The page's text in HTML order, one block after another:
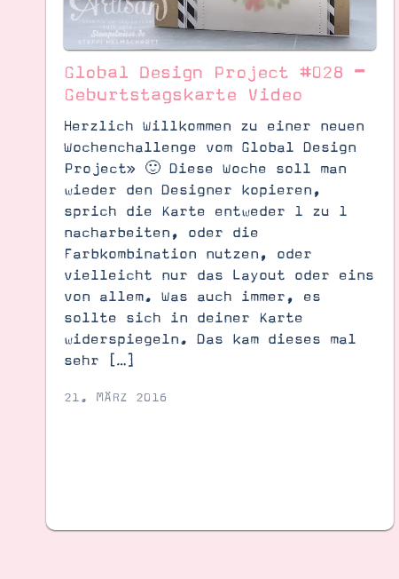
Global Design Project #028 –
Geburtstagskarte Video
Herzlich Willkommen zu einer neuen
Wochenchallenge vom Global Design
Project» 🙂 Diese Woche soll man
wieder den Designer kopieren,
sprich die Karte entweder 1 zu 1
nacharbeiten, oder die
Farbkombination nutzen, oder
vielleicht nur das Layout oder eins
von allem. Was auch immer, es
sollte sich in deiner Karte
widerspiegeln. Das kam dieses mal
sehr […]
21. MÄRZ 2016